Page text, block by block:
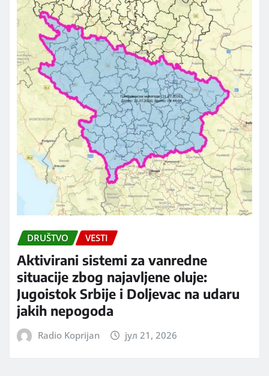
DRUŠTVO VESTI
Aktivirani sistemi za vanredne
situacije zbog najavljene oluje:
Jugoistok Srbije i Doljevac na udaru
jakih nepogoda
Radio Koprijan јул 21, 2026